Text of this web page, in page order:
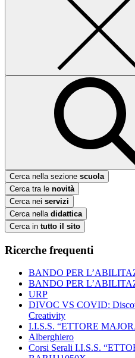
Cerca nella sezione scuola
Cerca tra le novità
Cerca nei servizi
Cerca nella didattica
Cerca in tutto il sito
Ricerche frequenti
BANDO PER
BANDO PER
URP
DIVOC VS COVID:
Creativity
I.I.S.S. “ETTORE
Alberghiero
Corsi Serali I.I.S.S.